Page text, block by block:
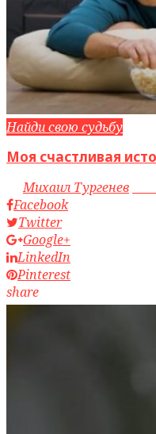
Найди свою судьбу
Моя счастливая
byМихаил Тургенев
Facebook
Twitter
Google+
LinkedIn
Pinterest
share